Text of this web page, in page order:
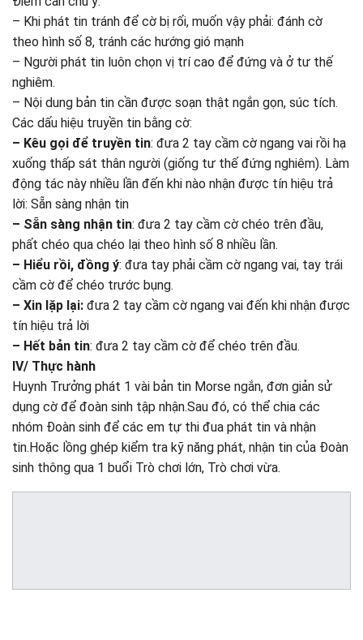
– Khi phát tin tránh để cờ bị rối, muốn vậy phải: đánh cờ
theo hình số 8, tránh các hướng gió mạnh
– Người phát tin luôn chọn vị trí cao để đứng và ở tư thế
nghiêm.
– Nội dung bản tin cần được soạn thật ngắn gọn, súc tích.
Các dấu hiệu truyền tin bằng cờ:
– Kêu gọi để truyền tin: đưa 2 tay cầm cờ ngang vai rồi hạ
xuống thấp sát thân người (giống tư thế đứng nghiêm). Làm
động tác này nhiều lần đến khi nào nhận được tín hiệu trả
lời: Sẵn sàng nhận tin
– Sẵn sàng nhận tin: đưa 2 tay cầm cờ chéo trên đầu,
phất chéo qua chéo lại theo hình số 8 nhiều lần.
– Hiểu rồi, đồng ý: đưa tay phải cầm cờ ngang vai, tay trái
cầm cờ để chéo trước bụng.
– Xin lặp lại: đưa 2 tay cầm cờ ngang vai đến khi nhận được
tín hiệu trả lời
– Hết bản tin: đưa 2 tay cầm cờ để chéo trên đầu.
IV/ Thực hành
Huynh Trưởng phát 1 vài bản tin Morse ngắn, đơn giản sử
dụng cờ để đoàn sinh tập nhận.Sau đó, có thể chia các
nhóm Đoàn sinh để các em tự thi đua phát tin và nhận
tin.Hoặc lồng ghép kiểm tra kỹ năng phát, nhận tin của Đoàn
sinh thông qua 1 buổi Trò chơi lớn, Trò chơi vừa.